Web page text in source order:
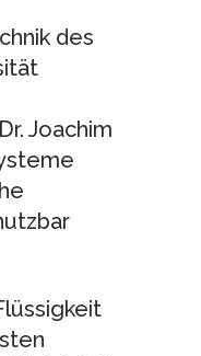
des
Joachim